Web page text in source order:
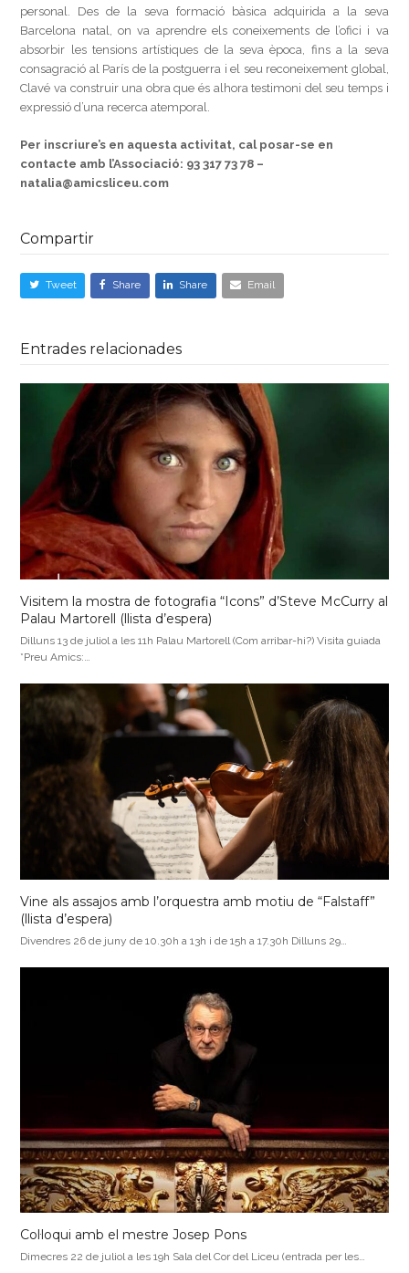
personal. Des de la seva formació bàsica adquirida a la seva
Barcelona natal, on va aprendre els coneixements de l’ofici i va
absorbir les tensions artístiques de la seva època, fins a la seva
consagració al París de la postguerra i el seu reconeixement global,
Clavé va construir una obra que és alhora testimoni del seu temps i
expressió d’una recerca atemporal.
Per inscriure’s en aquesta activitat, cal posar-se en
contacte amb l’Associació: 93 317 73 78 –
natalia@amicsliceu.com
Compartir
Tweet Share Share Email
Entrades relacionades
Visitem la mostra de fotografia “Icons” d’Steve McCurry al
Palau Martorell (llista d’espera)
Dilluns 13 de juliol a les 11h Palau Martorell (Com arribar-hi?) Visita guiada
*Preu Amics:…
Vine als assajos amb l’orquestra amb motiu de “Falstaff”
(llista d’espera)
Divendres 26 de juny de 10.30h a 13h i de 15h a 17.30h Dilluns 29…
Col·loqui amb el mestre Josep Pons
Dimecres 22 de juliol a les 19h Sala del Cor del Liceu (entrada per les…